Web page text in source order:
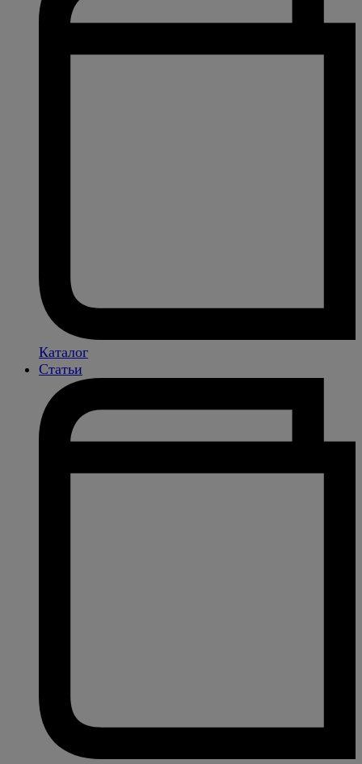
Каталог
Статьи